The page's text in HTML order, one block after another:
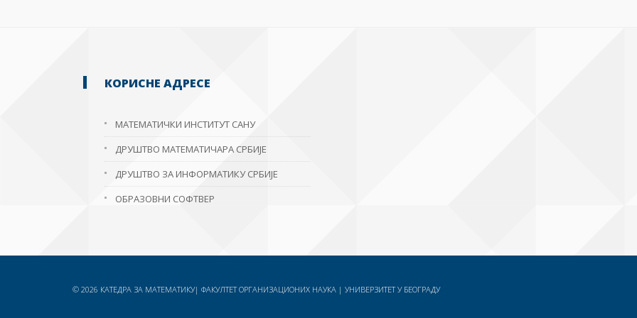
КОРИСНЕ АДРЕСЕ
МАТЕМАТИЧКИ ИНСТИТУТ САНУ
ДРУШТВО МАТЕМАТИЧАРА СРБИЈЕ
ДРУШТВО ЗА ИНФОРМАТИКУ СРБИЈЕ
ОБРАЗОВНИ СОФТВЕР
© 2026 КАТЕДРА ЗА МАТЕМАТИКУ| ФАКУЛТЕТ ОРГАНИЗАЦИОНИХ НАУКА | УНИВЕРЗИТЕТ У БЕОГРАДУ